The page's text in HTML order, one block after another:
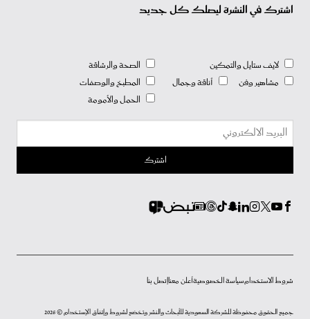
اشترك في النشرة ليصلك كل جديد
لايف ستايل والتمكين
مشاهير وفن
أناقة وجمال
الصحة والرشاقة
المطبخ والوصفات
الحمل والأمومة
شروط الاستخدامسياسة الخصوصيةأعلن معناإتصل بنا
جميع الحقوق محفوظة للشركة السعودية للأبحاث والنشر وتخضع لشروط وإتفاق الإستخدام © 2026